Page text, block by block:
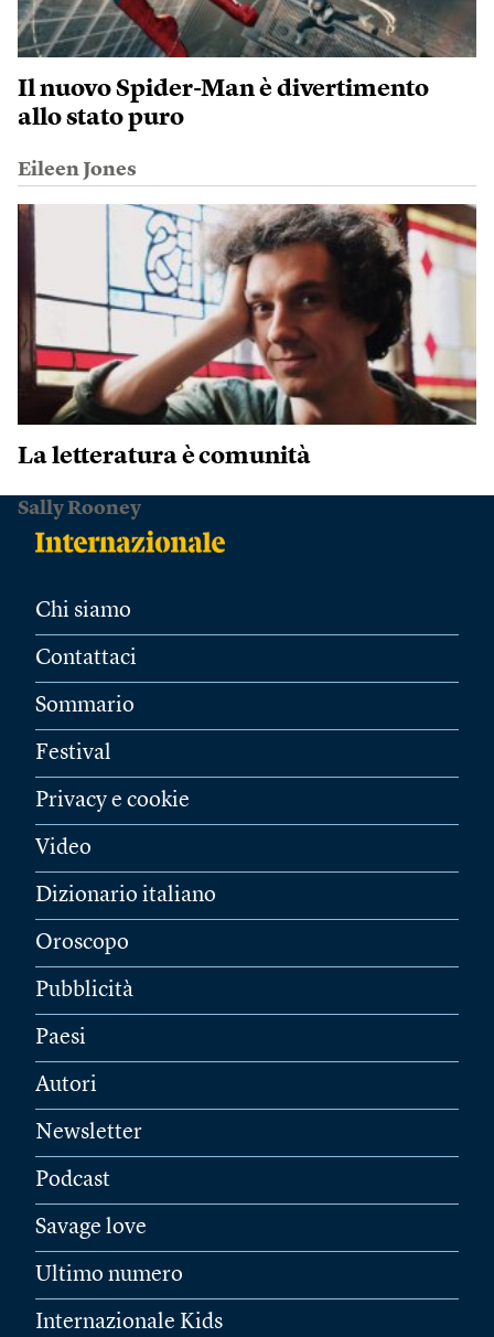
Il nuovo Spider-Man è divertimento
allo stato puro
Eileen Jones
La letteratura è comunità
Sally Rooney
Chi siamo
Contattaci
Sommario
Festival
Privacy e cookie
Video
Dizionario italiano
Oroscopo
Pubblicità
Paesi
Autori
Newsletter
Podcast
Savage love
Ultimo numero
Internazionale Kids